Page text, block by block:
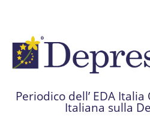
Periodico dell’ EDA
Italiana sulla